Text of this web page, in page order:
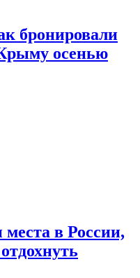
бронировали
осенью
в России,